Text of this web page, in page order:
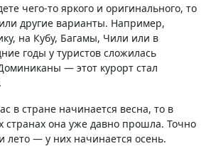
чего-то яркого и оригинального, то
другие варианты. Например,
на Кубу, Багамы, Чили или в
годы у туристов сложилась
— этот курорт стал
в стране начинается весна, то в
она уже давно прошла. Точно
лето — у них начинается осень.